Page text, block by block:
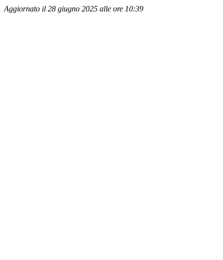
Aggiornato il 28 giugno 2025 alle ore 10:39